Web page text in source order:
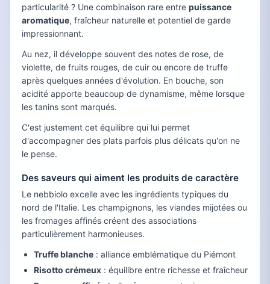
particularité ? Une combinaison rare entre puissance
aromatique, fraîcheur naturelle et potentiel de garde
impressionnant.
Au nez, il développe souvent des notes de rose, de
violette, de fruits rouges, de cuir ou encore de truffe
après quelques années d'évolution. En bouche, son
acidité apporte beaucoup de dynamisme, même lorsque
les tanins sont marqués.
C'est justement cet équilibre qui lui permet
d'accompagner des plats parfois plus délicats qu'on ne
le pense.
Des saveurs qui aiment les produits de caractère
Le nebbiolo excelle avec les ingrédients typiques du
nord de l'Italie. Les champignons, les viandes mijotées ou
les fromages affinés créent des associations
particulièrement harmonieuses.
Truffe blanche : alliance emblématique du Piémont
Risotto crémeux : équilibre entre richesse et fraîcheur